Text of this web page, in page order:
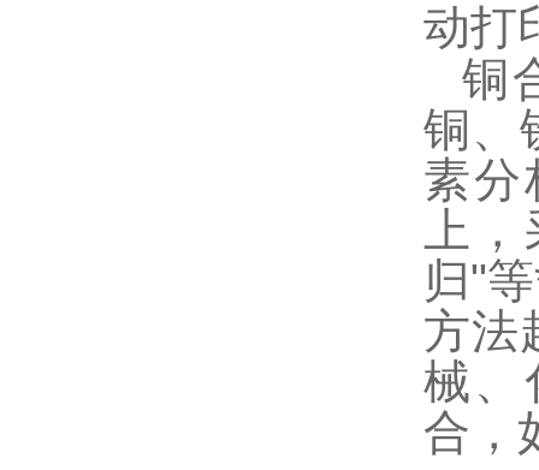
动打
铜
铜、
素分
上
归"
方法
械、
合，